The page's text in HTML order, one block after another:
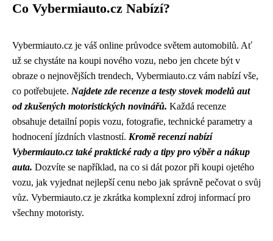
Co Vybermiauto.cz Nabízí?
Vybermiauto.cz je váš online průvodce světem automobilů. Ať
už se chystáte na koupi nového vozu, nebo jen chcete být v
obraze o nejnovějších trendech, Vybermiauto.cz vám nabízí vše,
co potřebujete. Najdete zde recenze a testy stovek modelů aut
od zkušených motoristických novinářů. Každá recenze
obsahuje detailní popis vozu, fotografie, technické parametry a
hodnocení jízdních vlastností. Kromě recenzí nabízí
Vybermiauto.cz také praktické rady a tipy pro výběr a nákup
auta. Dozvíte se například, na co si dát pozor při koupi ojetého
vozu, jak vyjednat nejlepší cenu nebo jak správně pečovat o svůj
vůz. Vybermiauto.cz je zkrátka komplexní zdroj informací pro
všechny motoristy.